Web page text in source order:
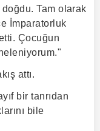
Tam olarak
İmparatorluk
Çocuğun
attı.
bir tanrıdan
bile